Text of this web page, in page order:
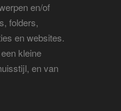
en/of
folders,
en websites.
kleine
en van